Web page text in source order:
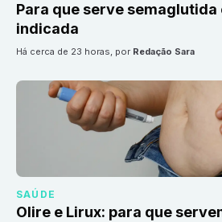
Para que serve semaglutida
indicada
há cerca de 23 horas, por Redação Sara
SAÚDE
Olire e Lirux: para que